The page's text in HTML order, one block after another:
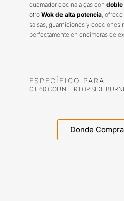
quemador cocina a gas con
otro Wok de alta potencia, ofrece
salsas, guarniciones y cocciones
perfectamente en encimeras de
ESPECÍFICO PARA
CT 60 COUNTERTOP SIDE
Donde